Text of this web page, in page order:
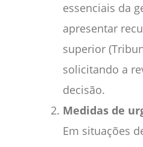
essenciais da
apresentar
superior
solicitando a
decisão.
Medidas de
Em situações